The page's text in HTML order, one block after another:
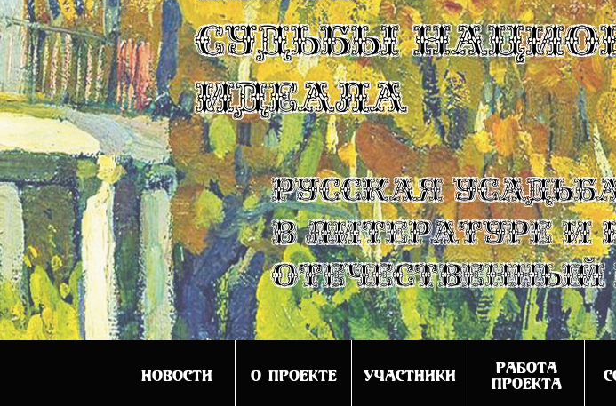
СУДЬБЫ
ИДЕАЛА
Русская
в литературе и
НОВОСТИ О ПРОЕКТЕ УЧАСТНИКИ
РАБОТА
ПРОЕКТА